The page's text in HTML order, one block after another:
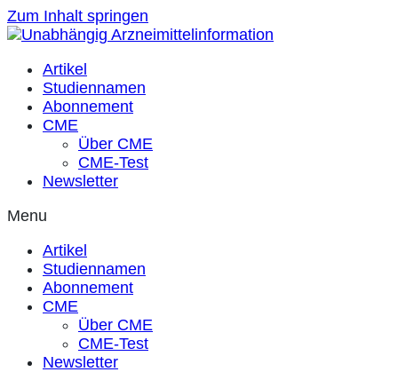
Zum Inhalt springen
Artikel
Studiennamen
Abonnement
CME
Über CME
CME-Test
Newsletter
Menu
Artikel
Studiennamen
Abonnement
CME
Über CME
CME-Test
Newsletter